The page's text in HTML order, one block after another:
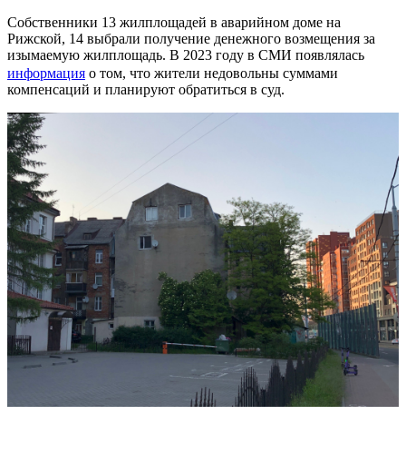
Собственники 13 жилплощадей в аварийном доме на
Рижской, 14 выбрали получение денежного возмещения за
изымаемую жилплощадь. В 2023 году в СМИ появлялась
информация о том, что жители недовольны суммами
компенсаций и планируют обратиться в суд.